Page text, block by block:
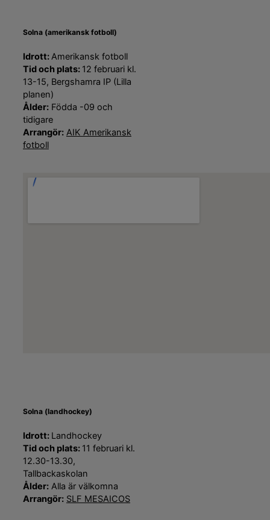
Solna (amerikansk fotboll)
Idrott:Amerikansk fotboll
Tid och plats: 12 februari kl.
13-15, Bergshamra IP (Lilla
planen)
Ålder: Födda -09 och
tidigare
Arrangör: AIK Amerikansk
fotboll
Solna (landhockey)
Idrott: Landhockey
Tid och plats: 11 februari kl.
12.30-13.30,
Tallbackaskolan
Ålder: Alla är välkomna
Arrangör: SLF MESAICOS